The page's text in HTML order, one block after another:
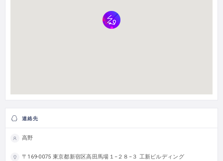
連絡先
高野
〒169-0075 東京都新宿区高田馬場１−２８−３ 工新ビルディング